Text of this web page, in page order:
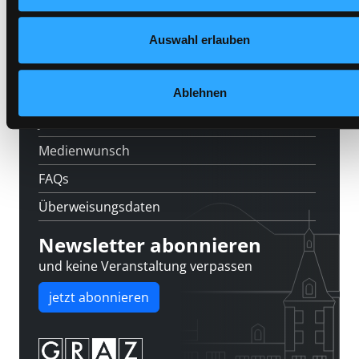
Auswahl erlauben
Ablehnen
Kontakt
Jobs
Medienwunsch
FAQs
Überweisungsdaten
Newsletter abonnieren
und keine Veranstaltung verpassen
jetzt abonnieren